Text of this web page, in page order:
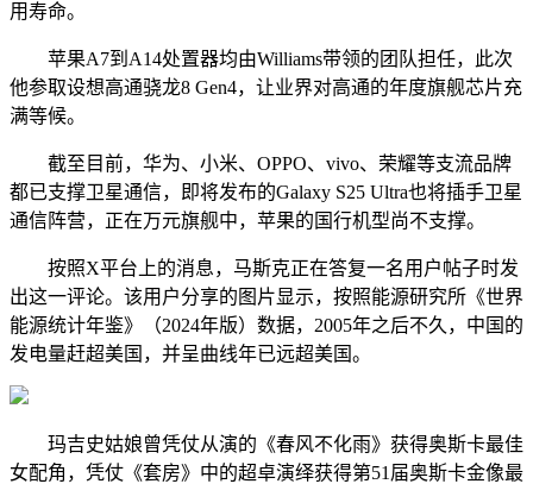
用寿命。
苹果A7到A14处置器均由Williams带领的团队担任，此次
他参取设想高通骁龙8 Gen4，让业界对高通的年度旗舰芯片充
满等候。
截至目前，华为、小米、OPPO、vivo、荣耀等支流品牌
都已支撑卫星通信，即将发布的Galaxy S25 Ultra也将插手卫星
通信阵营，正在万元旗舰中，苹果的国行机型尚不支撑。
按照X平台上的消息，马斯克正在答复一名用户帖子时发
出这一评论。该用户分享的图片显示，按照能源研究所《世界
能源统计年鉴》（2024年版）数据，2005年之后不久，中国的
发电量赶超美国，并呈曲线年已远超美国。
玛吉史姑娘曾凭仗从演的《春风不化雨》获得奥斯卡最佳
女配角，凭仗《套房》中的超卓演绎获得第51届奥斯卡金像最